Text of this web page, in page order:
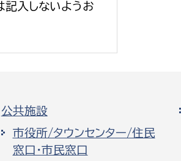
入しないようお
公共施設
市役所/タウンセンター/住民
窓口・市民窓口